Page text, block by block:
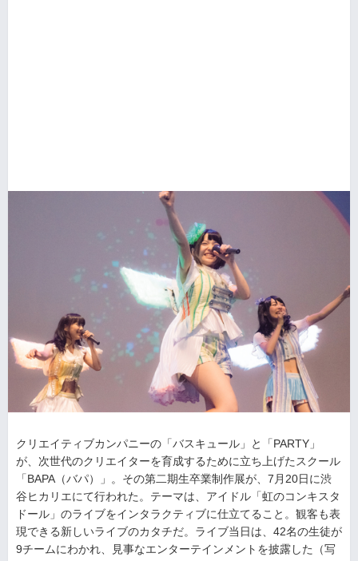
クリエイティブカンパニーの「バスキュール」と「PARTY」
が、次世代のクリエイターを育成するために立ち上げたスクール
「BAPA（バパ）」。その第二期生卒業制作展が、7月20日に渋
谷ヒカリエにて行われた。テーマは、アイドル「虹のコンキスタ
ドール」のライブをインタラクティブに仕立てること。観客も表
現できる新しいライブのカタチだ。ライブ当日は、42名の生徒が
9チームにわかれ、見事なエンターテインメントを披露した（写